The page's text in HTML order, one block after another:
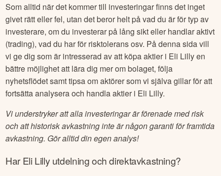
Som alltid när det kommer till investeringar finns det inget
givet rätt eller fel, utan det beror helt på vad du är för typ av
investerare, om du investerar på lång sikt eller handlar aktivt
(trading), vad du har för risktolerans osv. På denna sida vill
vi ge dig som är intresserad av att köpa aktier i Eli Lillyen
bättre möjlighet att lära dig mer om bolaget, följa
nyhetsflödet samt tipsa om aktörer som vi själva gillar för att
fortsätta analysera och handla aktier i Eli Lilly.
Vi understryker att alla investeringar är förenade med risk
och att historisk avkastning inte är någon garanti för framtida
avkastning. Gör alltid din egen analys!
HarEli Lilly utdelning och direktavkastning?